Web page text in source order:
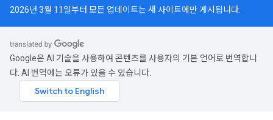
2026년 3월 11일부터 모든 업데이트는 새 사이트에만 게시됩니다.
Google은 AI 기술을 사용하여 콘텐츠를 사용자의 기본 언어로 번역합니
다. AI 번역에는 오류가 있을 수 있습니다.